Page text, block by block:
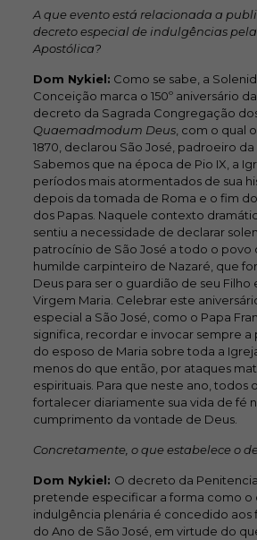
A que evento está relacionada a
decreto especial de indulgências
Apostólica?
Dom Nykiel: Como se sabe, a
Conceição marca o 150º aniversário
decreto da Sagrada Congregação
Quaemadmodum Deus, com o qual
1870, declarou São José, padroeiro da
Sabemos que na época de Pio IX, a
períodos mais atormentados de sua
depois da tomada de Roma e o fim
dos Papas. Naquele contexto
sentiu a necessidade de declarar
patrocínio de São José a todo o povo
humilde carpinteiro de Nazaré, que
Deus para ser o guardião de seu Filho
Virgem Maria. Celebrar este
especial a São José, como o Papa
significa, recordar e invocar sempre
do esposo de Maria sobre toda a
menos do que então, por ataques
espirituais. Para que neste ano, todos
fortalecer diariamente sua vida de fé
cumprimento da vontade de Deus.
Concretamente, o que estabelece o
Dom Nykiel: O decreto da
pretende especificar a forma como o
indulgência plenária é concedido aos
do Ano de São José, em virtude do